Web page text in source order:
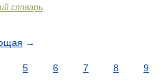
словарь
→
5 6 7 8 9